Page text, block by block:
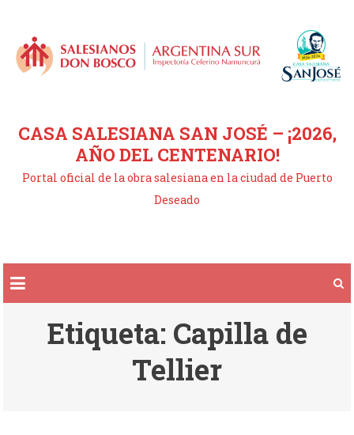
contenido
CASA SALESIANA SAN JOSÉ – ¡2026,
AÑO DEL CENTENARIO!
Portal oficial de la obra salesiana en la ciudad de Puerto
Deseado
Etiqueta: Capilla de
Tellier